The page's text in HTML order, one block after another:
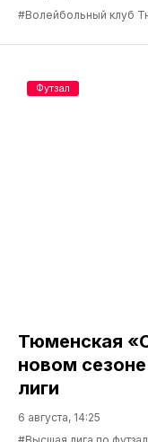
#Волейбольный клуб
Тюменская
новом
лиги
6 августа, 14:25
Футзал